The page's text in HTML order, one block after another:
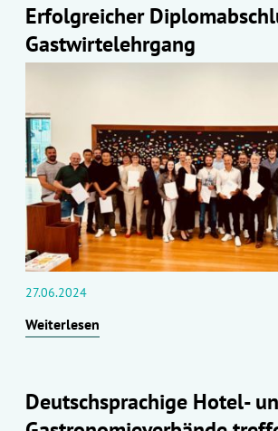
Erfolgreicher
Gastwirtelehrgang
27.06.2024
Weiterlesen
Deutschsprachige Hotel-